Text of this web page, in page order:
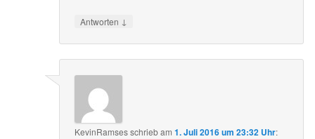
Antworten ↓
KevinRamsesschriebam1. Juli 2016 um 23:32 Uhr: